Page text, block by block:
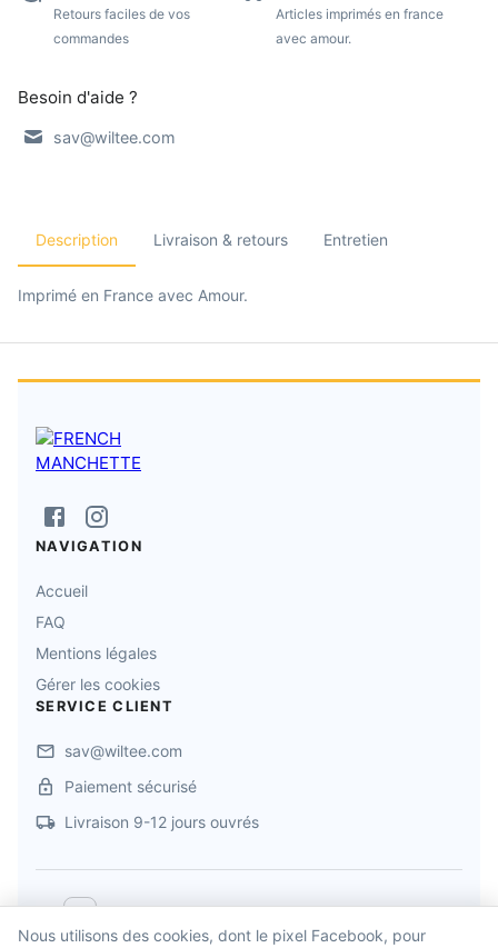
Retours faciles de vos
commandes
Articles imprimés en france
avec amour.
Besoin d'aide ?
sav@wiltee.com
Description Livraison & retours Entretien
Imprimé en France avec Amour.
NAVIGATION
Accueil
FAQ
Mentions légales
Gérer les cookies
SERVICE CLIENT
sav@wiltee.com
Paiement sécurisé
Livraison 9-12 jours ouvrés
Nous utilisons des cookies, dont le pixel Facebook, pour